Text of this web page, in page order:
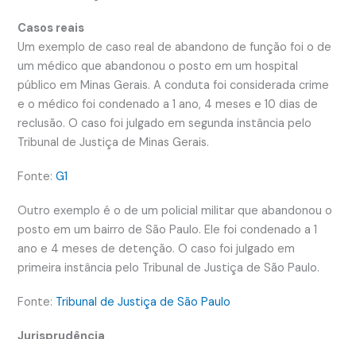
Casos reais
Um exemplo de caso real de abandono de função foi o de
um médico que abandonou o posto em um hospital
público em Minas Gerais. A conduta foi considerada crime
e o médico foi condenado a 1 ano, 4 meses e 10 dias de
reclusão. O caso foi julgado em segunda instância pelo
Tribunal de Justiça de Minas Gerais.
Fonte: G1
Outro exemplo é o de um policial militar que abandonou o
posto em um bairro de São Paulo. Ele foi condenado a 1
ano e 4 meses de detenção. O caso foi julgado em
primeira instância pelo Tribunal de Justiça de São Paulo.
Fonte: Tribunal de Justiça de São Paulo